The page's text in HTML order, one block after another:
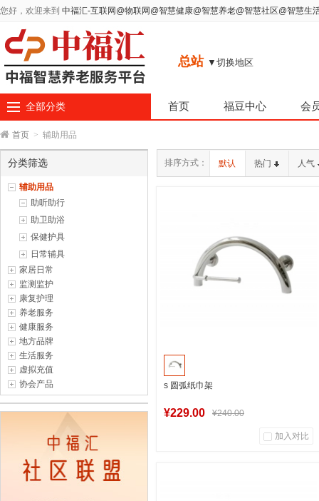
您好，欢迎来到 中福汇-互联网@物联网@智慧健康@智慧养老@智慧社区@智慧生
总站 ▼切换地区
全部分类 首页 福豆中心 会
首页 > 辅助用品
分类筛选
辅助用品
助听助行
助卫助浴
保健护具
日常辅具
家居日常
监测监护
康复护理
养老服务
健康服务
地方品牌
生活服务
虚拟充值
协会产品
排序方式： 默认 热门 人气
s 圆弧纸巾架
¥229.00 ¥240.00
加入对比